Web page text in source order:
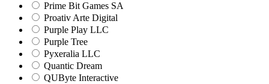
Prime Bit Games SA
Proativ Arte Digital
Purple Play LLC
Purple Tree
Pyxeralia LLC
Quantic Dream
QUByte Interactive